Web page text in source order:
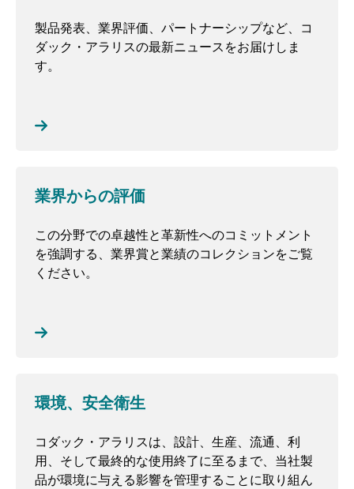
製品発表、業界評価、パートナーシップなど、コ
ダック・アラリスの最新ニュースをお届けしま
す。
業界からの評価
この分野での卓越性と革新性へのコミットメント
を強調する、業界賞と業績のコレクションをご覧
ください。
環境、安全衛生
コダック・アラリスは、設計、生産、流通、利
用、そして最終的な使用終了に至るまで、当社製
品が環境に与える影響を管理することに取り組ん